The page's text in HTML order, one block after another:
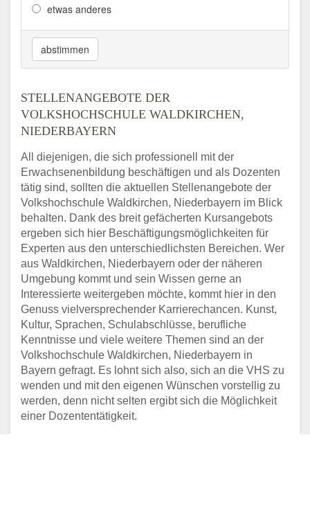
etwas anderes
abstimmen
STELLENANGEBOTE DER
VOLKSHOCHSCHULE WALDKIRCHEN,
NIEDERBAYERN
All diejenigen, die sich professionell mit der
Erwachsenenbildung beschäftigen und als Dozenten
tätig sind, sollten die aktuellen Stellenangebote der
Volkshochschule Waldkirchen, Niederbayern im Blick
behalten. Dank des breit gefächerten Kursangebots
ergeben sich hier Beschäftigungsmöglichkeiten für
Experten aus den unterschiedlichsten Bereichen. Wer
aus Waldkirchen, Niederbayern oder der näheren
Umgebung kommt und sein Wissen gerne an
Interessierte weitergeben möchte, kommt hier in den
Genuss vielversprechender Karrierechancen. Kunst,
Kultur, Sprachen, Schulabschlüsse, berufliche
Kenntnisse und viele weitere Themen sind an der
Volkshochschule Waldkirchen, Niederbayern in
Bayern gefragt. Es lohnt sich also, sich an die VHS zu
wenden und mit den eigenen Wünschen vorstellig zu
werden, denn nicht selten ergibt sich die Möglichkeit
einer Dozententätigkeit.